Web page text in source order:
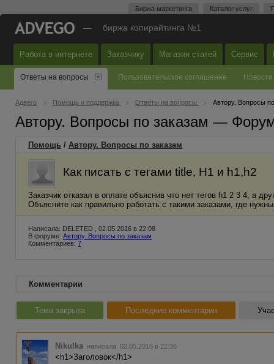
Биржа маркетинга Каталог услуг
— биржа копирайтинга №1
Работа в интернете Заказчику Магазин статей Сервис
Ответы на вопросы Пользовательское соглашение Новости
Адвего Помощь и поддержка Ответы на вопросы Автору. Вопросы
Автору. Вопросы по заказам —
Помощь / Автору. Вопросы по заказам
Как писать с тегами title, H1 и h1,h2
Заказчик отказал в оплате объяснив что нет тегов h1 2 3 4, а
Объясните как правильно работать с такими заказами, где нужны
Написала: DELETED , 02.05.2016 в 22:08
В форуме: Автору. Вопросы по заказам
Комментариев: 7
Комментарии
Тема закрыта Последние комментарии
Nikulka написала 02.05.2016 в 22:36
<h1>Заголовок</h1>